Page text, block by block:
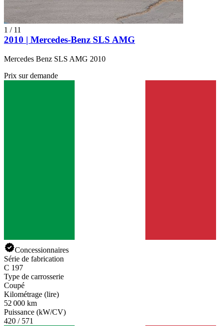
1 / 11
2010 | Mercedes-Benz SLS AMG
Mercedes Benz SLS AMG 2010
Prix sur demande
Concessionnaires
Série de fabrication
C 197
Type de carrosserie
Coupé
Kilométrage (lire)
52 000 km
Puissance (kW/CV)
420 / 571